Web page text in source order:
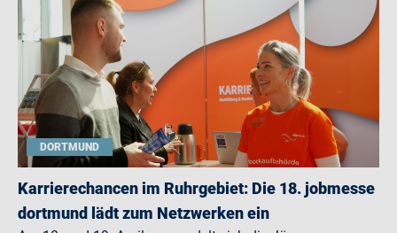
DORTMUND
Karrierechancen im Ruhrgebiet: Die 18. jobmesse
dortmund lädt zum Netzwerken ein